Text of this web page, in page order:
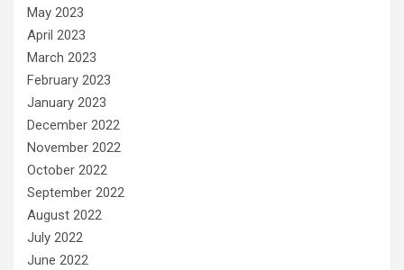
May 2023
April 2023
March 2023
February 2023
January 2023
December 2022
November 2022
October 2022
September 2022
August 2022
July 2022
June 2022